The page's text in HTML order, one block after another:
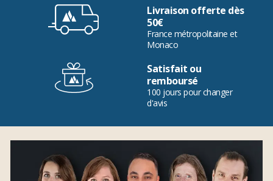
Livraison offerte dès
50€
France métropolitaine et
Monaco
Satisfait ou
remboursé
100 jours pour changer
d'avis